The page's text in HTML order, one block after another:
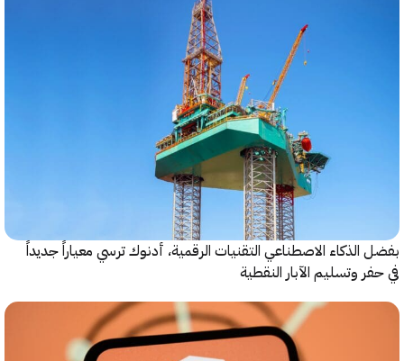
الاصطناعي التقنيات الرقمية، أدنوك ترسي معياراً جديداً
وتسليم الآبار النقطية